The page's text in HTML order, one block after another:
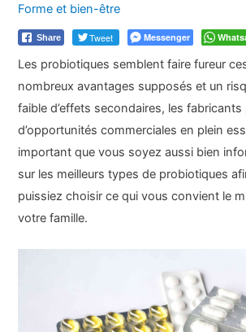
Forme et bien-être
Share Tweet Messenger
Les probiotiques semblent faire fureur
nombreux avantages supposés et un
faible d’effets secondaires, les
d’opportunités commerciales en plein
important que vous soyez aussi bien
sur les meilleurs types de probiotiques
puissiez choisir ce qui vous convient le
votre famille.